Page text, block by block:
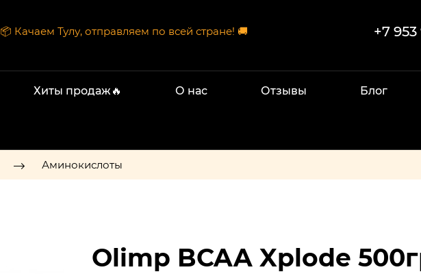
📦 Качаем Тулу, отправляем по всей стране! 🚚 +7 953
Хиты продаж🔥 О нас Отзывы Блог
Аминокислоты
Olimp BCAA Xplode